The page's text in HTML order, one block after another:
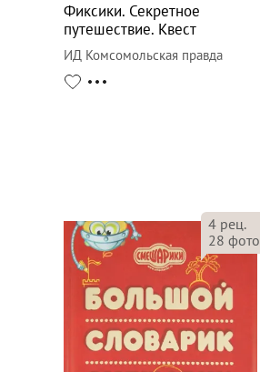
Фиксики. Секретное
путешествие. Квест
ИД Комсомольская правда
4рец.
28 фото